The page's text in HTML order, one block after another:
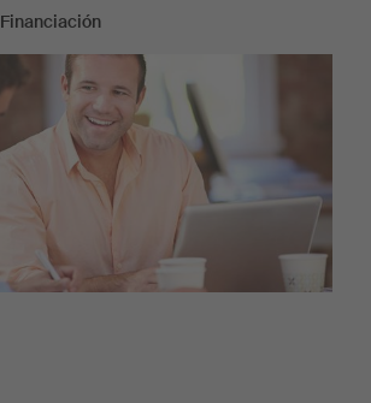
Financiación